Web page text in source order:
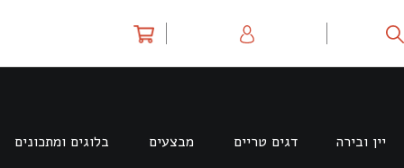
יין ובירה דגים טריים מבצעים בלוגים ומתכונים